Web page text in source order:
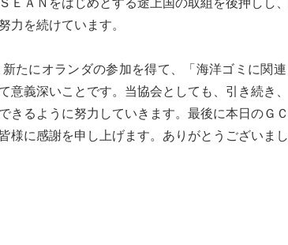
力を続けています。
たにオランダの参加を得て、「海洋ゴミに関
意義深いことです。当協会としても、引き続き
きるように努力していきます。最後に本日のＧ
様に感謝を申し上げます。ありがとうございまし